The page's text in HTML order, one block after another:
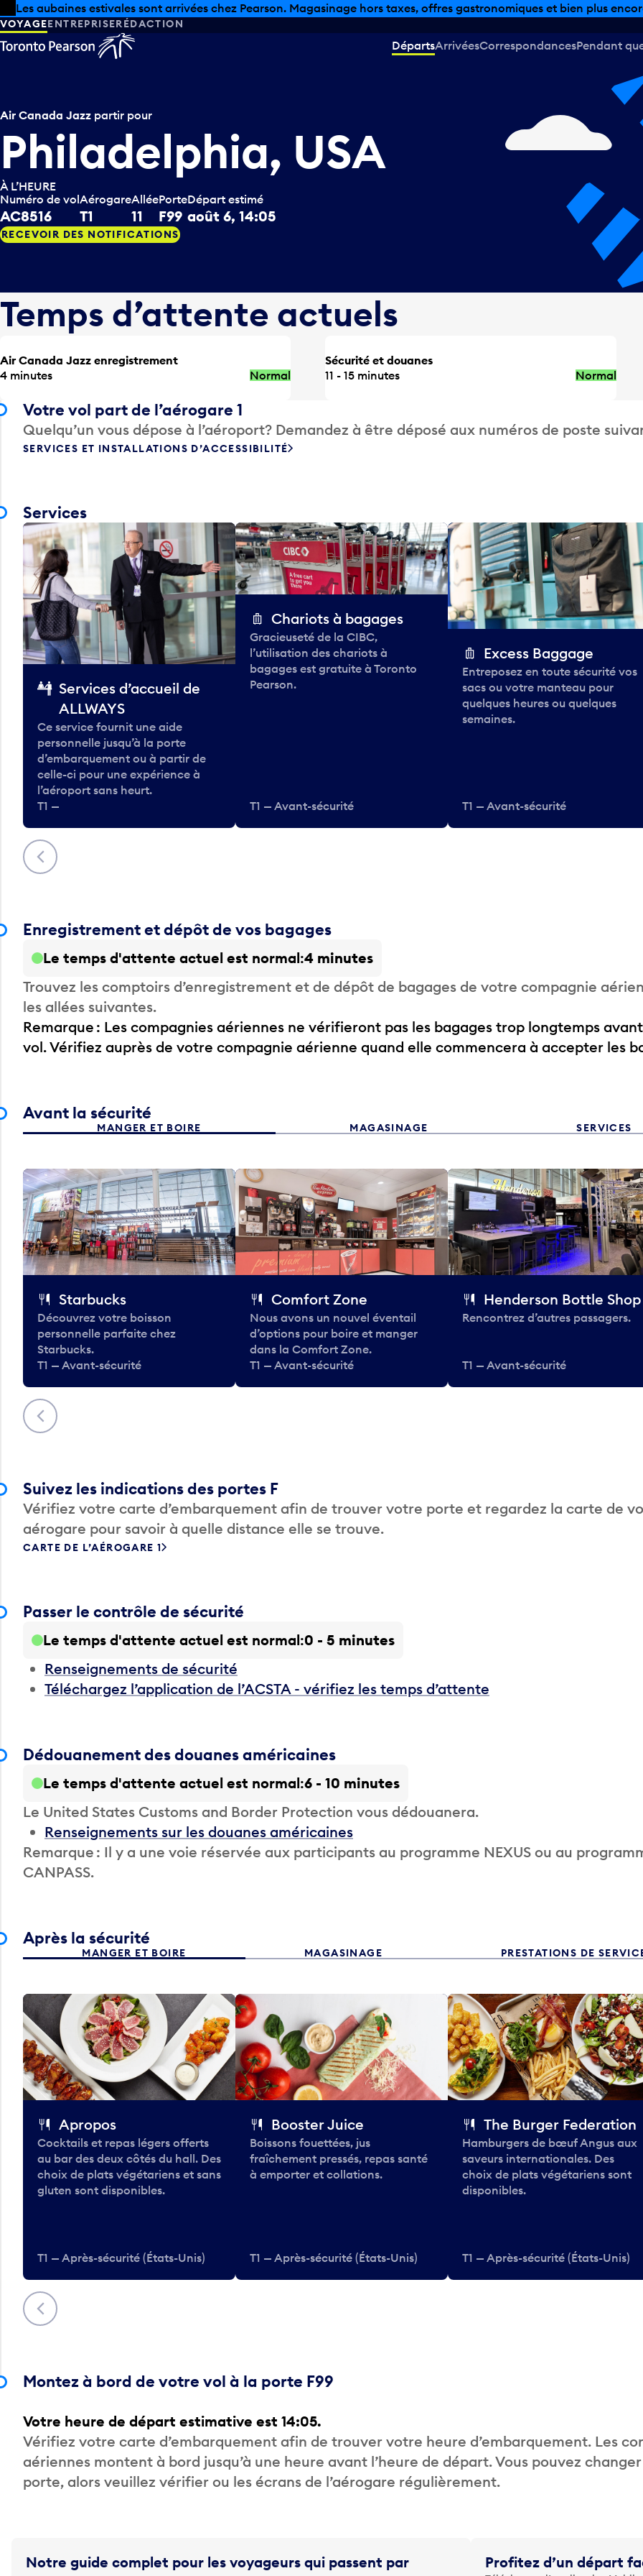
Skip to offers
Passer au contenu principal
Les aubaines estivales sont arrivées chez Pearson. Magasinage hors taxes, offres gastronomiques et bien plus
VOYAGEENTREPRISERÉDACTION
DépartsArrivéesCorrespondancesPendant
Air Canada Jazz partir pour
Philadelphia, USA
À L’HEURE
Numéro de vol
AC8516
Aérogare
T1
Allée
11
Porte
F99
Départ estimé
août 6, 14:05
RECEVOIR DES NOTIFICATIONS
Temps d’attente actuels
Air Canada Jazz enregistrement
4 minutes
Normal
Sécurité et douanes
11 - 15 minutes
Normal
Votre vol part de l’aérogare 1
Quelqu’un vous dépose à l’aéroport? Demandez à être déposé aux numéros de poste
SERVICES ET INSTALLATIONS D’ACCESSIBILITÉ
Services
Précédent
Services d’accueil de
ALLWAYS
Ce service fournit une aide
personnelle jusqu’à la porte
d’embarquement ou à partir de
celle-ci pour une expérience à
l’aéroport sans heurt.
T1 —
Chariots à bagages
Gracieuseté de la CIBC,
l’utilisation des chariots à
bagages est gratuite à Toronto
Pearson.
T1 — Avant-sécurité
Excess Baggage
Entreposez en toute sécurité vos
sacs ou votre manteau pour
quelques heures ou quelques
semaines.
T1 — Avant-sécurité
Enregistrement et dépôt de vos bagages
Le temps d'attente actuel est normal 4 minutes
Trouvez les comptoirs d’enregistrement et de dépôt de bagages de votre compagnie
les allées suivantes.
Remarque : Les compagnies aériennes ne vérifieront pas les bagages trop longtemps
vol. Vérifiez auprès de votre compagnie aérienne quand elle commencera à accepter les
Avant la sécurité
MANGER ET BOIRE MAGASINAGE SERVICES
Précédent
Starbucks
Découvrez votre boisson
personnelle parfaite chez
Starbucks.
T1 — Avant-sécurité
Comfort Zone
Nous avons un nouvel éventail
d’options pour boire et manger
dans la Comfort Zone.
T1 — Avant-sécurité
Henderson Bottle Shop
Rencontrez d’autres passagers.
T1 — Avant-sécurité
Suivez les indications des portes F
Vérifiez votre carte d’embarquement afin de trouver votre porte et regardez la carte de
aérogare pour savoir à quelle distance elle se trouve.
CARTE DE L’AÉROGARE 1
Passer le contrôle de sécurité
Le temps d'attente actuel est normal 0 - 5 minutes
Renseignements de sécurité
Téléchargez l’application de l’ACSTA - vérifiez les temps d’attente
Dédouanement des douanes américaines
Le temps d'attente actuel est normal 6 - 10 minutes
Le United States Customs and Border Protection vous dédouanera.
Renseignements sur les douanes américaines
Remarque : Il y a une voie réservée aux participants au programme NEXUS ou au
CANPASS.
Après la sécurité
MANGER ET BOIRE MAGASINAGE PRESTATIONS DE
Précédent
Apropos
Cocktails et repas légers offerts
au bar des deux côtés du hall. Des
choix de plats végétariens et sans
gluten sont disponibles.
T1 — Après-sécurité (États-Unis)
Booster Juice
Boissons fouettées, jus
fraîchement pressés, repas santé
à emporter et collations.
T1 — Après-sécurité (États-Unis)
The Burger Federation
Hamburgers de bœuf Angus aux
saveurs internationales. Des
choix de plats végétariens sont
disponibles.
T1 — Après-sécurité (États-Unis)
Montez à bord de votre vol à la porte F99
Votre heure de départ estimative est 14:05.
Vérifiez votre carte d’embarquement afin de trouver votre heure d’embarquement. Les
aériennes montent à bord jusqu’à une heure avant l’heure de départ. Vous pouvez
porte, alors veuillez vérifier ou les écrans de l’aérogare régulièrement.
Notre guide complet pour les voyageurs qui passent par
Profitez d’un départ